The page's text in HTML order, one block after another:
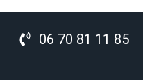
06 70 81 11 85